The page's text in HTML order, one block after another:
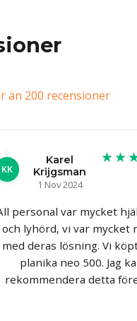
än 200 recensioner
KK
Karel
Krijgsman
1 Nov 2024
personal var mycket
och lyhörd, vi var mycket
med deras lösning. Vi
planika neo 500. Jag
rekommendera detta